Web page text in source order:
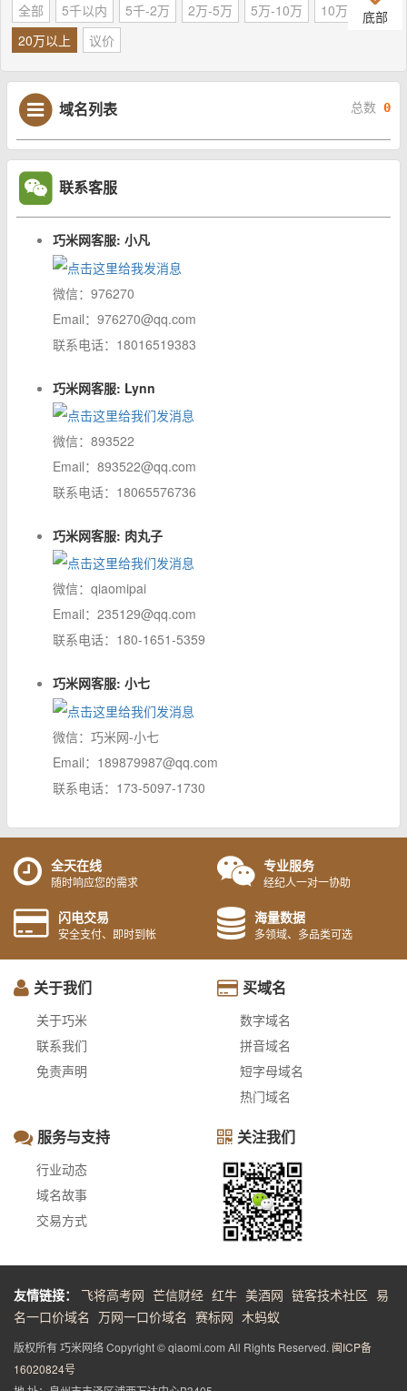
全部
5千以内 5千-2万 2万-5万 5万-10万
10万-20万
20万以上
议价
域名列表 总数0
联系客服
巧米网客服: 小凡
微信：976270
Email：976270@qq.com
联系电话：18016519383
巧米网客服: Lynn
微信：893522
Email：893522@qq.com
联系电话：18065576736
巧米网客服: 肉丸子
微信：qiaomipai
Email：235129@qq.com
联系电话：180-1651-5359
巧米网客服: 小七
微信：巧米网-小七
Email：189879987@qq.com
联系电话：173-5097-1730
全天在线
随时响应您的需求
专业服务
经纪人一对一协助
闪电交易
安全支付、即时到帐
海量数据
多领域、多品类可选
关于我们
关于巧米
联系我们
免责声明
买域名
数字域名
拼音域名
短字母域名
热门域名
服务与支持
行业动态
域名故事
交易方式
关注我们
友情链接： 飞将高考网 芒信财经 红牛 美酒网 链客技术社区 易
名一口价域名 万网一口价域名 赛标网 木蚂蚁
版权所有 巧米网络 Copyright © qiaomi.com All Rights Reserved. 闽ICP备
16020824号
底部